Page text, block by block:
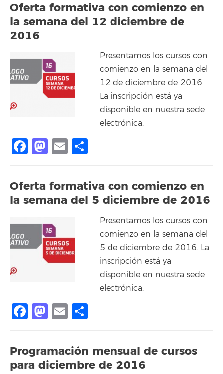
Oferta formativa con comienzo en
la semana del 12 diciembre de
2016
Presentamos los cursos con
comienzo en la semana del
12 de diciembre de 2016.
La inscripción está ya
disponible en nuestra sede
electrónica.
Facebook
Mastodon
Email
Oferta formativa con comienzo en
la semana del 5 diciembre de 2016
Presentamos los cursos con
comienzo en la semana del
5 de diciembre de 2016. La
inscripción está ya
disponible en nuestra sede
electrónica.
Facebook
Mastodon
Email
Programación mensual de cursos
para diciembre de 2016